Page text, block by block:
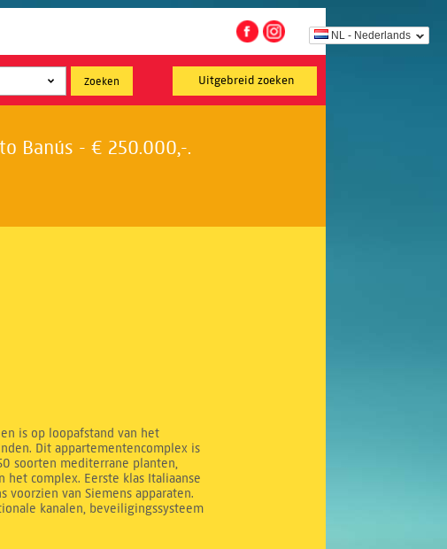
NL - Nederlands
Uitgebreid zoeken
Banús - € 250.000,-.
is op loopafstand van het
Dit appartementencomplex is
soorten mediterrane planten,
complex. Eerste klas Italiaanse
van Siemens apparaten.
kanalen, beveiligingssysteem